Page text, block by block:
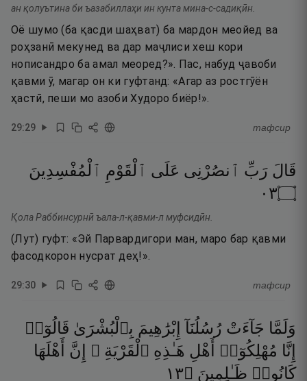
ан қолуътина би ъазабиллаҳи ин кунта мина-с-садиқӣн.
Оё шумо (ба қасди шаҳват) ба мардон меойед ва
роҳзанӣ мекунед ва дар маҷлиси хеш кори
нописандро ба амал меоред?». Пас, набуд ҷавоби
қавми ӯ, магар он ки гуфтанд: «Агар аз ростгӯён
ҳастӣ, пеши мо азоби Худоро биёр!».
29:29 тафсир
قَالَ رَبِّ ٱنصُرْنِى عَلَى ٱلْقَوْمِ ٱلْمُفْسِدِينَ
۝٣٠
Қола Раббинсурнӣ ъала-л-қавми-л муфсидӣн.
(Лут) гуфт: «Эй Парвардигори ман, маро бар қавми
фасодкорон нусрат деҳ!».
29:30 тафсир
وَلَمَّا جَآءَتْ رُسُلُنَآ إِبْرَٰهِيمَ بِٱلْبُشْرَىٰ قَالُوٓا۟
إِنَّا مُهْلِكُوٓا۟ أَهْلِ هَـٰذِهِ ٱلْقَرْيَةِ ۖ إِنَّ
أَهْلَهَا
كَانُوا۟ ظَـٰلِمِينَ ۝٣١